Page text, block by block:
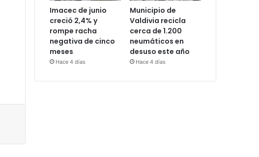
Imacec de junio
creció 2,4% y
rompe racha
negativa de cinco
meses
Hace 4 días
Municipio de
Valdivia recicla
cerca de 1.200
neumáticos en
desuso este año
Hace 4 días